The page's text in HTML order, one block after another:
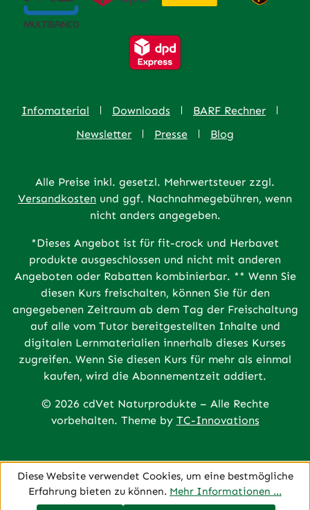
Infomaterial Downloads
BARF Rechner
Newsletter
Presse Blog
Alle Preise inkl. gesetzl. Mehrwertsteuer zzgl.
Versandkosten und ggf. Nachnahmegebühren, wenn
nicht anders angegeben.
*Dieses Angebot ist für fit-crock und Herbavet
produkte ausgeschlossen und nicht mit anderen
Angeboten oder Rabatten kombinierbar. ** Wenn Sie
diesen Kurs freischalten, können Sie für den
angegebenen Zeitraum ab dem Tag der Freischaltung
auf alle vom Tutor bereitgestellten Inhalte und
digitalen Lernmaterialien innerhalb dieses Kurses
zugreifen. Wenn Sie diesen Kurs für mehr als einmal
kaufen, wird die Abonnementzeit addiert.
© 2026 cdVet Naturprodukte – Alle Rechte
vorbehalten. Theme by TC-Innovations
Diese Website verwendet Cookies, um eine bestmögliche
Erfahrung bieten zu können. Mehr Informationen ...